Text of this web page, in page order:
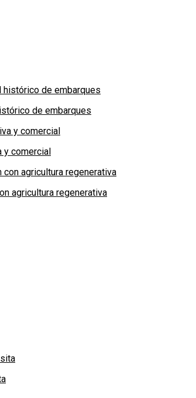
de embarques
y comercial
agricultura regenerativa